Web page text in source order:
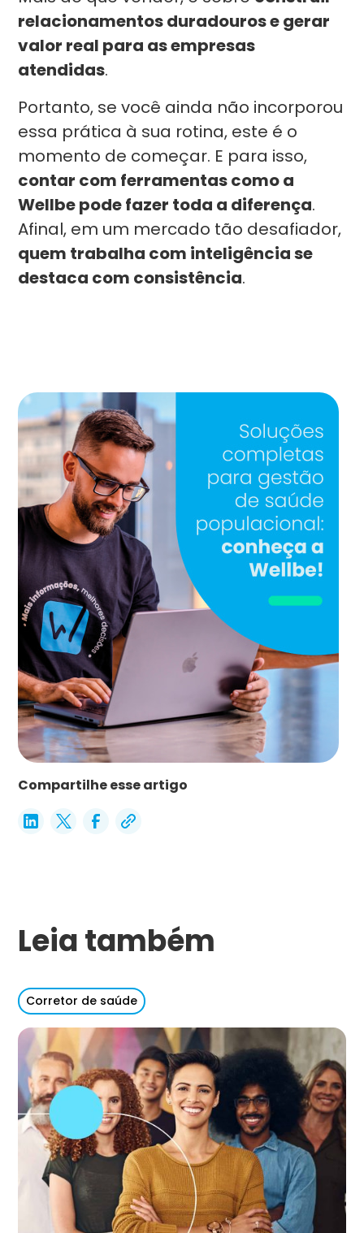
relacionamentos duradouros e gerar
valor real para as empresas
atendidas.
Portanto, se você ainda não incorporou
essa prática à sua rotina, este é o
momento de começar. E para isso,
contar com ferramentas como a
Wellbe pode fazer toda a diferença.
Afinal, em um mercado tão desafiador,
quem trabalha com inteligência se
destaca com consistência.
Compartilhe esse artigo
Leia também
Corretor de saúde